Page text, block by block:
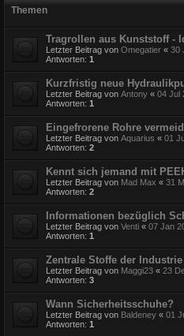
Themen
Tragrollen aus Kunststoff -
Letzter Beitrag von Omegatier « 30
Antworten: 1
Kurzfristig neue
Letzter Beitrag von Antony « 04 Jul
Antworten: 1
Eingefrorene Rohre
Letzter Beitrag von Aquarius « 01
Antworten: 2
Kennt sich jemand mit
Letzter Beitrag von Mad Max « 31
Antworten: 2
Informationen bezüglich
Letzter Beitrag von Venti « 07 Jan
Antworten: 1
Zentrale Stoffe der Industrie
Letzter Beitrag von Maggi23 « 23
Antworten: 3
Wann Sicherheitsschuhe?
Letzter Beitrag von Baldeney « 01
Antworten: 1